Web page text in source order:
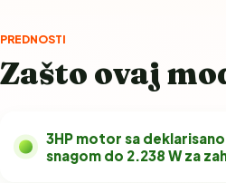
PREDNOSTI
Zašto ovaj
3HP motor sa
snagom do 2.238 W za